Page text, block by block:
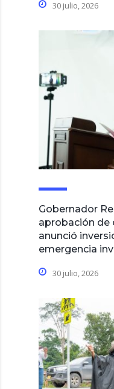
30 julio, 2026
Gobernador
aprobación de
anunció
emergencia
30 julio, 2026